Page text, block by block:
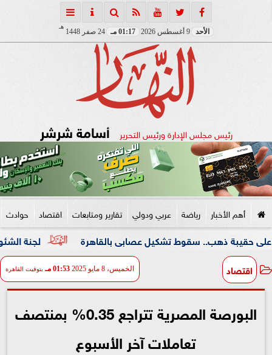
الأحد 01:17 مـ 24 صفر 1448
هـ
رئيس مجلس الإدارة ورئيس التحرير أسامة شرشر
أهم الأخبار رياضة عربي ودولي تقارير ومتابعات اقتصاد حوادث
لجنة الشئون ذهب.. سقوط تشكيل عصابى بالقاهرة
اقتصاد الخميس، 8 مايو 2025 01:53 مـ بتوقيت القاهرة
البورصة المصرية تتراجع 0.35% بمنتصف
تعاملات آخر الأسبوع